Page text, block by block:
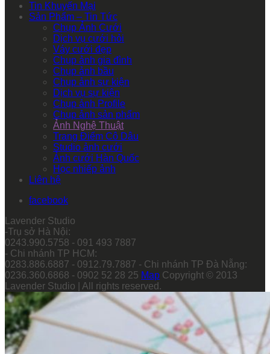
Tin Khuyến Mại
Sản Phẩm – Tin Tức
Chụp Ảnh Cưới
Dịch vụ cưới hỏi
Váy cưới đẹp
Chụp ảnh gia đình
Chụp ảnh bầu
Chụp ảnh sự kiện
Dịch vụ sự kiện
Chụp ảnh Profile
Chụp ảnh sản phẩm
Ảnh Nghệ Thuật
Trang Điểm Cô Dâu
Studio ảnh cưới
Ảnh cưới Hàn Quốc
Học nhiếp ảnh
Liên hệ
facebook
Lavender Studio
-Trụ sở Hà Nội:
0243.990.5758 - 091 493 7887
- Chi nhánh TP HCM:
0283.886.6887 - 0912.79.7887 - Chi nhánh TP Đà Nẵng:
0236.360.6868 - 0902 52 28 25 Map Copyright © 2013
Lavender Studio | All rights reserved.